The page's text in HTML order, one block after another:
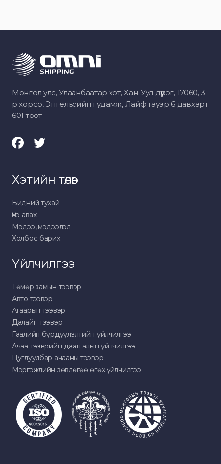
Монгол улс, Улаанбаатар хот, Хан-Уул дүүрэг, 17060, 3-
р хороо, Энгельсийн гудамж, Лайф тауэр 6 давхарт
601 тоот
Хэтийн төлөв
Бидний тухай
Үнэ авах
Мэдээ, мэдээлэл
Холбоо барих
Үйлчилгээ
Төмөр замын тээвэр
Авто тээвэр
Агаарын тээвэр
Далайн тээвэр
Гаалийн бүрдүүлэлтийн үйлчилгээ
Ачаа тээврийн даатгалын үйлчилгээ
Цуглуулбар ачааны тээвэр
Мэргэжлийн зөвлөгөө өгөх үйлчилгээ